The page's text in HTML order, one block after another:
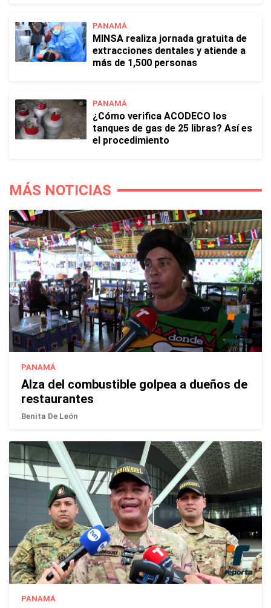
PANAMÁ
MINSA realiza jornada gratuita de
extracciones dentales y atiende a
más de 1,500 personas
PANAMÁ
¿Cómo verifica ACODECO los
tanques de gas de 25 libras? Así es
el procedimiento
MÁS NOTICIAS
PANAMÁ
Alza del combustible golpea a dueños de
restaurantes
Benita De León
PANAMÁ